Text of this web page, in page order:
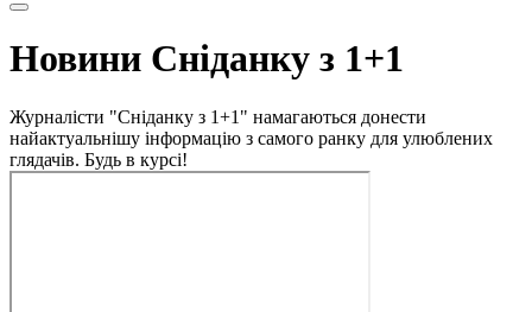
Новини Сніданку з 1+1
Журналісти "Сніданку з 1+1" намагаються донести
найактуальнішу інформацію з самого ранку для улюблених
глядачів. Будь в курсі!